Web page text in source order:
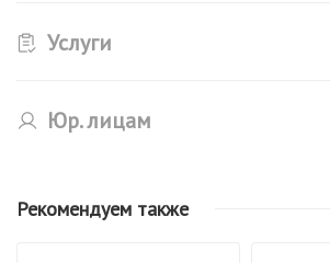
Услуги
Юр. лицам
Рекомендуем также